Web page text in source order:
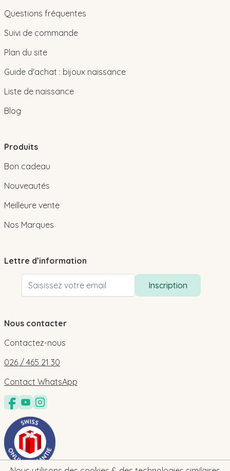
Questions fréquentes
Suivi de commande
Plan du site
Guide d'achat : bijoux naissance
Liste de naissance
Blog
Produits
Bon cadeau
Nouveautés
Meilleure vente
Nos Marques
Lettre d’information
Adresse email
Inscription
Nous contacter
Contactez-nous
026 / 465 21 30
Contact WhatsApp